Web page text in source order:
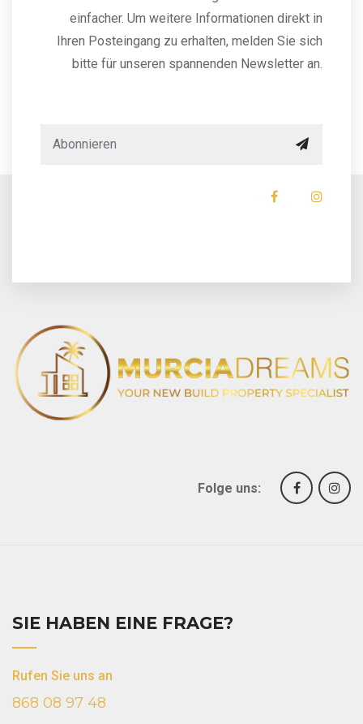
einfacher. Um weitere Informationen direkt in
Ihren Posteingang zu erhalten, melden Sie sich
bitte für unseren spannenden Newsletter an.
Folge uns:
SIE HABEN EINE FRAGE?
Rufen Sie uns an
868 08 97 48